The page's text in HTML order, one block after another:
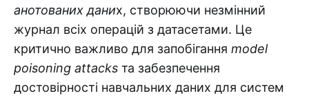
анотованих даних, створюючи незмінний
журнал всіх операцій з датасетами. Це
критично важливо для запобігання model
poisoning attacks та забезпечення
достовірності навчальних даних для систем